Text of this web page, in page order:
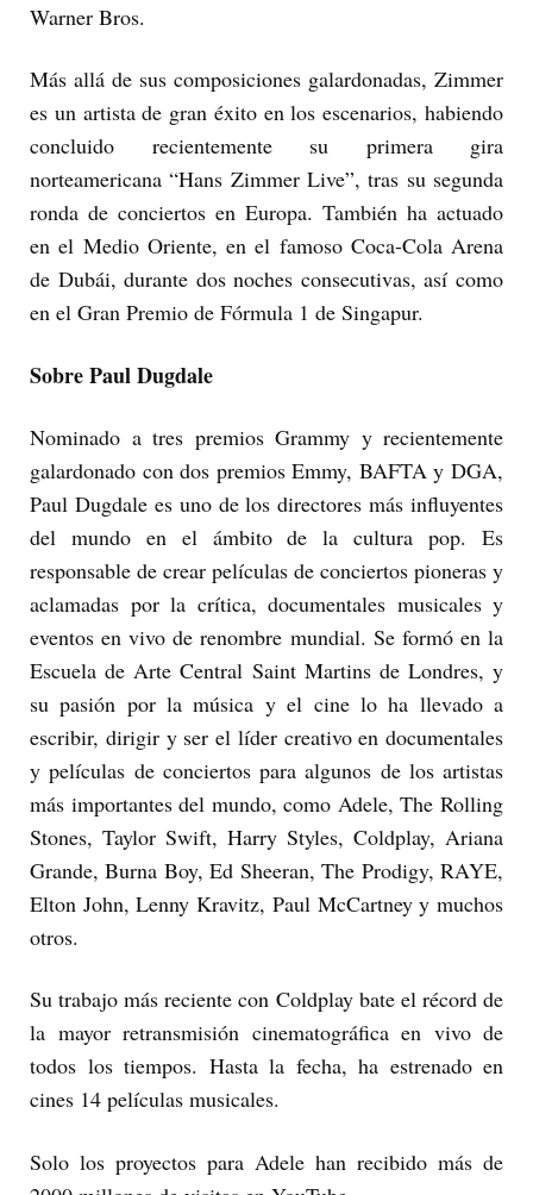
Warner Bros.
Más allá de sus composiciones galardonadas, Zimmer
es un artista de gran éxito en los escenarios, habiendo
concluido recientemente su primera gira
norteamericana “Hans Zimmer Live”, tras su segunda
ronda de conciertos en Europa. También ha actuado
en el Medio Oriente, en el famoso Coca-Cola Arena
de Dubái, durante dos noches consecutivas, así como
en el Gran Premio de Fórmula 1 de Singapur.
Sobre Paul Dugdale
Nominado a tres premios Grammy y recientemente
galardonado con dos premios Emmy, BAFTA y DGA,
Paul Dugdale es uno de los directores más influyentes
del mundo en el ámbito de la cultura pop. Es
responsable de crear películas de conciertos pioneras y
aclamadas por la crítica, documentales musicales y
eventos en vivo de renombre mundial. Se formó en la
Escuela de Arte Central Saint Martins de Londres, y
su pasión por la música y el cine lo ha llevado a
escribir, dirigir y ser el líder creativo en documentales
y películas de conciertos para algunos de los artistas
más importantes del mundo, como Adele, The Rolling
Stones, Taylor Swift, Harry Styles, Coldplay, Ariana
Grande, Burna Boy, Ed Sheeran, The Prodigy, RAYE,
Elton John, Lenny Kravitz, Paul McCartney y muchos
otros.
Su trabajo más reciente con Coldplay bate el récord de
la mayor retransmisión cinematográfica en vivo de
todos los tiempos. Hasta la fecha, ha estrenado en
cines 14 películas musicales.
Solo los proyectos para Adele han recibido más de